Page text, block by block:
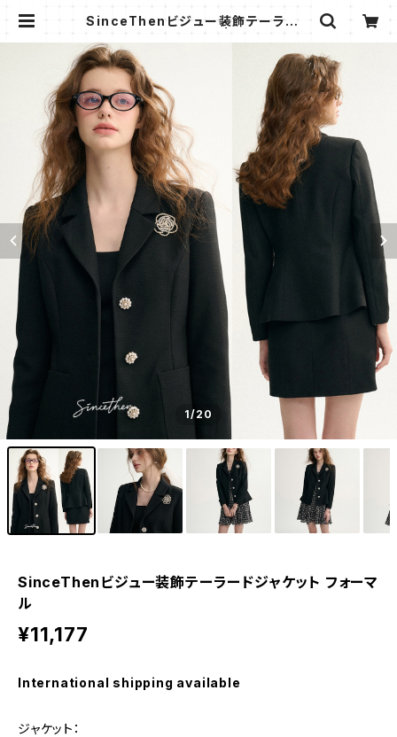
SinceThenビジュー装飾テーラード
1/20
SinceThenビジュー装飾テーラードジャケット フォーマ
ル
¥11,177
International shipping available
ジャケット：